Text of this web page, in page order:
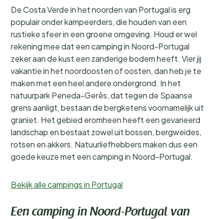
De Costa Verde in het noorden van Portugal is erg
populair onder kampeerders, die houden van een
rustieke sfeer in een groene omgeving. Houd er wel
rekening mee dat een camping in Noord-Portugal
zeker aan de kust een zanderige bodem heeft. Vier jij
vakantie in het noordoosten of oosten, dan heb je te
maken met een heel andere ondergrond. In het
natuurpark Peneda-Gerês, dat tegen de Spaanse
grens aanligt, bestaan de bergketens voornamelijk uit
graniet. Het gebied eromheen heeft een gevarieerd
landschap en bestaat zowel uit bossen, bergweides,
rotsen en akkers. Natuurliefhebbers maken dus een
goede keuze met een camping in Noord-Portugal.
Bekijk alle campings in Portugal
Een camping in Noord-Portugal van